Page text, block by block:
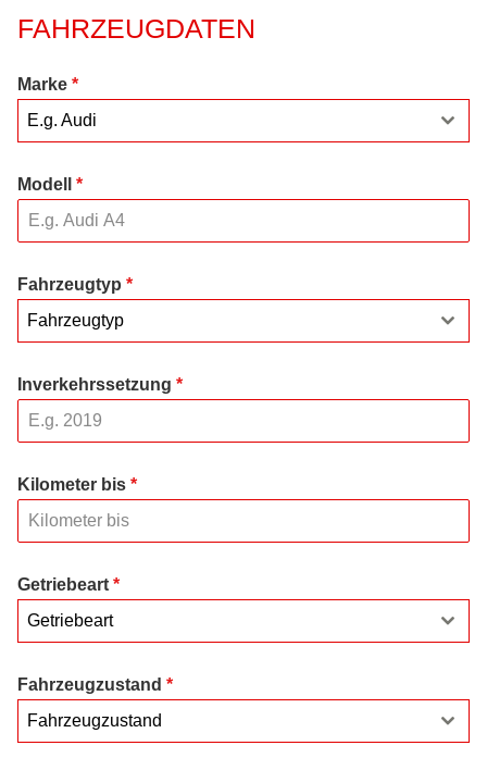
FAHRZEUGDATEN
Marke *
E.g. Audi
Modell *
Fahrzeugtyp *
Fahrzeugtyp
Inverkehrssetzung *
Kilometer bis *
Getriebeart *
Getriebeart
Fahrzeugzustand *
Fahrzeugzustand